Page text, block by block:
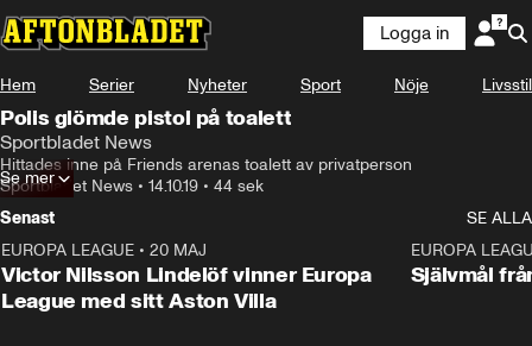
Logga in
Hem Serier Nyheter Sport Nöje Livsstil
Polis glömde pistol på toalett
Sportbladet News
Hittades inne på Friends arenas toalett av privatperson
Sportbladet News • 14.10.19 • 44 sek
Se mer
Senast
SE ALLA
EUROPA LEAGUE • 20 MAJ
Victor Nilsson Lindelöf vinner Europa
League med sitt Aston Villa
EUROPA
Självmål